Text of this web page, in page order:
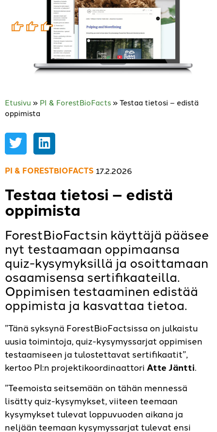
Etusivu » PI & ForestBioFacts»Testaa tietosi – edistä
oppimista
PI & FORESTBIOFACTS 17.2.2026
Testaa tietosi – edistä
oppimista
ForestBioFactsin käyttäjä pääsee
nyt testaamaan oppimaansa
quiz-kysymyksillä ja osoittamaan
osaamisensa sertifikaateilla.
Oppimisen testaaminen edistää
oppimista ja kasvattaa tietoa.
”Tänä syksynä ForestBioFactsissa on julkaistu
uusia toimintoja, quiz-kysymyssarjat oppimisen
testaamiseen ja tulostettavat sertifikaatit”,
kertoo PI:n projektikoordinaattoriAtte Jäntti.
”Teemoista seitsemään on tähän mennessä
lisätty quiz-kysymykset, viiteen teemaan
kysymykset tulevat loppuvuoden aikana ja
neljään teemaan kysymyssarjat tulevat ensi